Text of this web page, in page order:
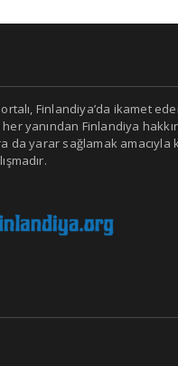
Finlandiya’da ikamet
yanından Finlandiya
da yarar sağlamak amacıyla